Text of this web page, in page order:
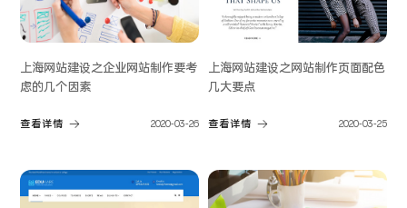
上海网站建设之企业网站制作要考
虑的几个因素
查看详情 2020-03-26
上海网站建设之网站制作页面配色
几大要点
查看详情 2020-03-25